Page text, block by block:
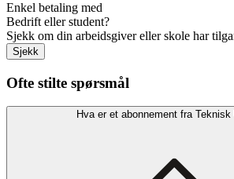
Enkel betaling med
Bedrift eller student?
Sjekk om din arbeidsgiver eller skole har
Sjekk
Ofte stilte spørsmål
Hva er et abonnement fra Teknisk